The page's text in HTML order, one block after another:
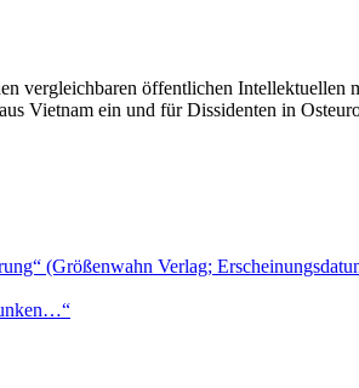
vergleichbaren öffentlichen Intellektuellen
Vietnam ein und für Dissidenten in
(Größenwahn Verlag;